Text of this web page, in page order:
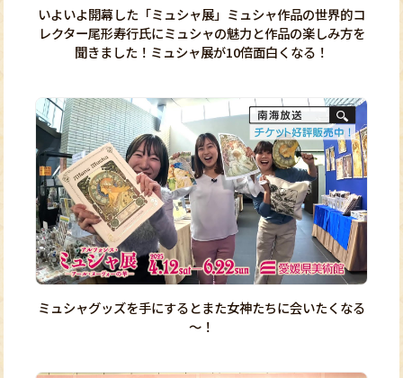
いよいよ開幕した「ミュシャ展」ミュシャ作品の世界的コ
レクター尾形寿行氏にミュシャの魅力と作品の楽しみ方を
聞きました！ミュシャ展が10倍面白くなる！
ミュシャグッズを手にするとまた女神たちに会いたくなる
～！